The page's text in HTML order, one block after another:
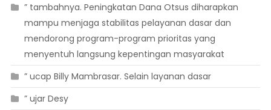
” tambahnya. Peningkatan Dana Otsus diharapkan
mampu menjaga stabilitas pelayanan dasar dan
mendorong program-program prioritas yang
menyentuh langsung kepentingan masyarakat
” ucap Billy Mambrasar. Selain layanan dasar
” ujar Desy